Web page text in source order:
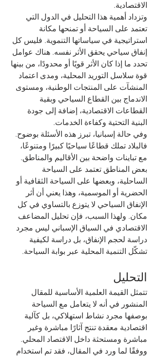
الاقتصادية.
وتزداد أهمية هذا التحليل في الدول التي
تعتمد على السياحة أو تمنحها مكانة
استراتيجية في سياساتها التنموية. فليس كل
إنفاق سياحي يحقق الأثر نفسه. هناك عوامل
تحدد ما إذا كان الأثر قويًا أو محدودًا، من بينها
قوة سلاسل التوريد المحلية، ومدى اعتماد
المنشآت على المنتجات الوطنية، ومستوى
الاندماج بين القطاع السياحي وبقية
القطاعات الاقتصادية، إضافة إلى جودة
البنية التحتية وكفاءة الخدمات.
وفي حالة إسبانيا، تبرز هذه الأسئلة بوضوح.
فالبلاد تملك قطاعًا سياحيًا كبيرًا ومتنوعًا،
مع تباينات واضحة بين الأقاليم والمناطق.
بعض المناطق تعتمد على السياحة
الساحلية، وبعضها على السياحة الثقافية أو
الحضرية أو الموسمية، وهذا يعني أن أثر
الإنفاق السياحي لا يتوزع بالتساوي في كل
مكان. ولهذا السبب، فإن تحليل المضاعف
الاقتصادي في السياق الإسباني ليس مجرد
دراسة لحجم الإنفاق، بل دراسة لكيفية
تشكّل التنمية المحلية عبر بوابة السياحة.
التحليل
تتمثل القيمة العلمية الأساسية للمقال
المنشور في أنه لا يتعامل مع السياحة
بوصفها مجرد نشاط استهلاكي، بل كآلية
اقتصادية معقدة تنتج آثارًا مباشرة وغير
مباشرة ومستحثة داخل الاقتصاد المحلي.
ووفقًا لما ورد في المقال، فقد تم استخدام